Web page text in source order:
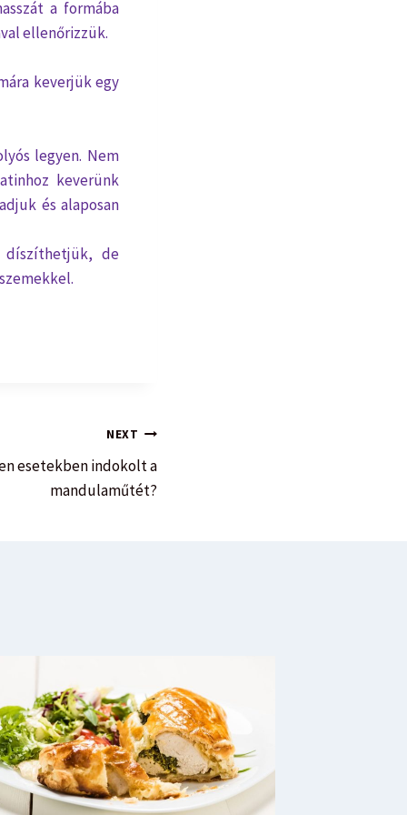
a formába
ellenőrizzük.
keverjük egy
legyen. Nem
keverünk
és alaposan
díszíthetjük, de
NEXT
esetekben indokolt a
mandulaműtét?